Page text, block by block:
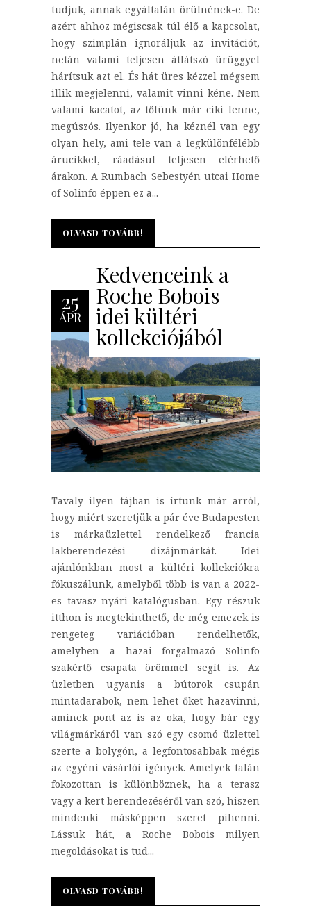
tudjuk, annak egyáltalán örülnének-e. De
azért ahhoz mégiscsak túl élő a kapcsolat,
hogy szimplán ignoráljuk az invitációt,
netán valami teljesen átlátszó ürüggyel
hárítsuk azt el. És hát üres kézzel mégsem
illik megjelenni, valamit vinni kéne. Nem
valami kacatot, az tőlünk már ciki lenne,
megúszós. Ilyenkor jó, ha kéznél van egy
olyan hely, ami tele van a legkülönfélébb
árucikkel, ráadásul teljesen elérhető
árakon. A Rumbach Sebestyén utcai Home
of Solinfo éppen ez a...
OLVASD TOVÁBB!
OLVASD TOVÁBB!
25
ÁPR
Kedvenceink a
Roche Bobois
idei kültéri
kollekciójából
Tavaly ilyen tájban is írtunk már arról,
hogy miért szeretjük a pár éve Budapesten
is márkaüzlettel rendelkező francia
lakberendezési dizájnmárkát. Idei
ajánlónkban most a kültéri kollekciókra
fókuszálunk, amelyből több is van a 2022-
es tavasz-nyári katalógusban. Egy részuk
itthon is megtekinthető, de még emezek is
rengeteg variációban rendelhetők,
amelyben a hazai forgalmazó Solinfo
szakértő csapata örömmel segít is. Az
üzletben ugyanis a bútorok csupán
mintadarabok, nem lehet őket hazavinni,
aminek pont az is az oka, hogy bár egy
világmárkáról van szó egy csomó üzlettel
szerte a bolygón, a legfontosabbak mégis
az egyéni vásárlói igények. Amelyek talán
fokozottan is különböznek, ha a terasz
vagy a kert berendezéséről van szó, hiszen
mindenki másképpen szeret pihenni.
Lássuk hát, a Roche Bobois milyen
megoldásokat is tud...
OLVASD TOVÁBB!
OLVASD TOVÁBB!